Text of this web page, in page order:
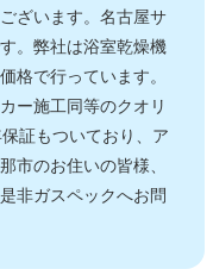
ざいます。名古屋サ
。弊社は浴室乾燥機
格で行っています。
ー施工同等のクオリ
証もついており、ア
市のお住いの皆様、
非ガスペックへお問